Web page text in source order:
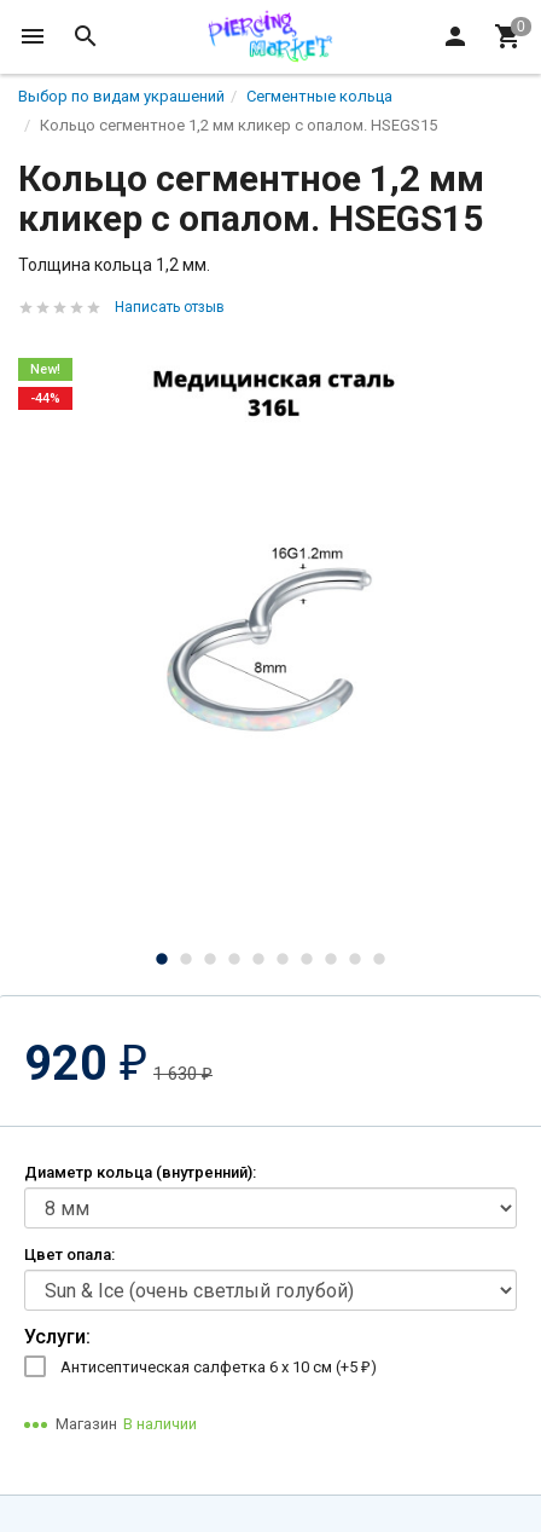
Выбор по видам украшений
Сегментные кольца
Кольцо сегментное 1,2 мм кликер с опалом. HSEGS15
Кольцо сегментное 1,2 мм
кликер с опалом. HSEGS15
Толщина кольца 1,2 мм.
Написать отзыв
New!
-44%
920 ₽ 1 630₽
Диаметр кольца (внутренний):
Цвет опала:
Услуги:
Антисептическая салфетка 6 х 10 см (+5 ₽)
Магазин В наличии